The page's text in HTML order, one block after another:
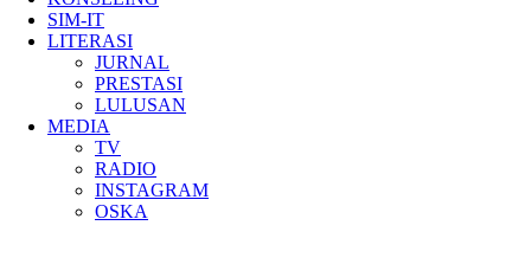
SIM-IT
LITERASI
JURNAL
PRESTASI
LULUSAN
MEDIA
TV
RADIO
INSTAGRAM
OSKA